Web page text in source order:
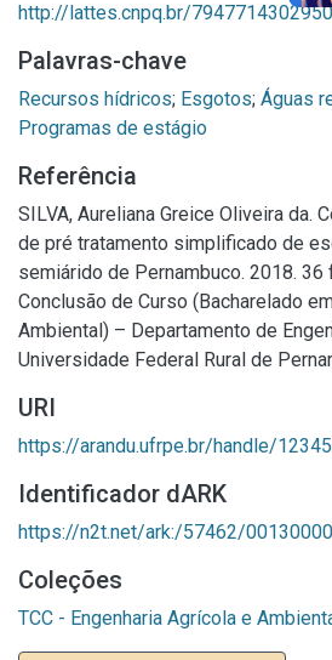
http://lattes.cnpq.br/
Palavras-chave
Recursos hídricos; Esgotos; Águas
Programas de estágio
Referência
SILVA, Aureliana Greice Oliveira da.
de pré tratamento simplificado de
semiárido de Pernambuco. 2018. 36
Conclusão de Curso (Bacharelado
Ambiental) – Departamento de
Universidade Federal Rural de
URI
https://arandu.ufrpe.br/handle/
Identificador dARK
https://n2t.net/ark:/57462/
Coleções
TCC - Engenharia Agrícola e